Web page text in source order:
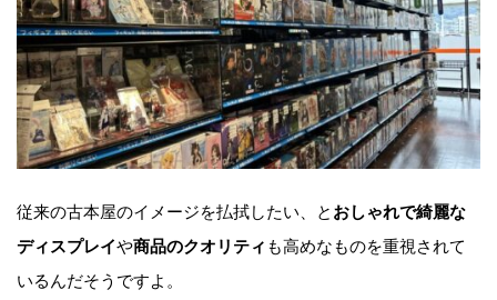
従来の古本屋のイメージを払拭したい、とおしゃれで綺麗な
ディスプレイや商品のクオリティも高めなものを重視されて
いるんだそうですよ。